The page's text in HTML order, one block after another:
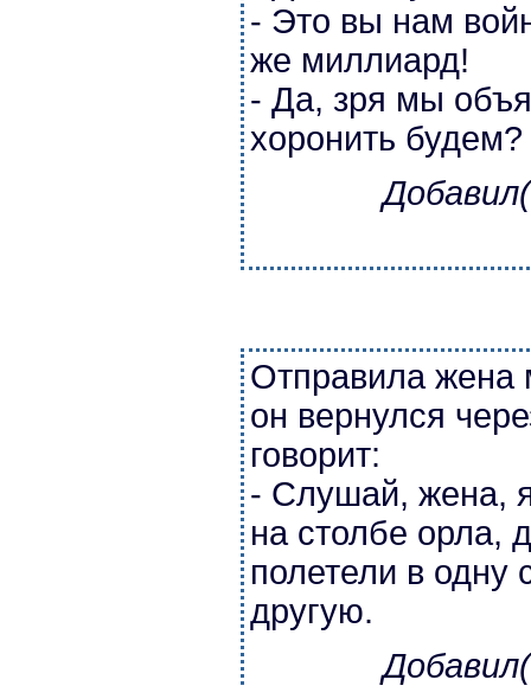
- Это вы нам
же миллиард!
- Да, зря мы
хоронить будем?
Отправила жена
он вернулся
говорит:
- Слушай, жена,
на столбе орла,
полетели в одну
другую.